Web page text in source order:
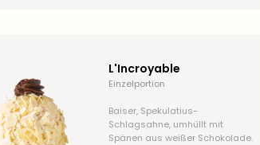
L'Incroyable
Einzelportion
Baiser, Spekulatius-
Schlagsahne, umhüllt mit
Spänen aus weißer Schokolade.